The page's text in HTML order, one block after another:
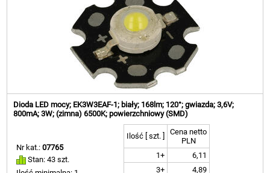
Dioda LED mocy; EK3W3EAF-1; biały; 168lm; 120°; gwiazda; 3,6V;
800mA; 3W; (zimna) 6500K; powierzchniowy (SMD)
Nr kat.:07765
Stan: 43 szt.
Ilość [ szt. ]
Cena netto
PLN
1+
6,11
3+
4,89